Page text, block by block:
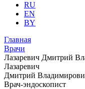
RU
EN
BY
Главная
Врачи
Лазаревич Дмитрий
Лазаревич
Дмитрий
Врач-эндоскопист